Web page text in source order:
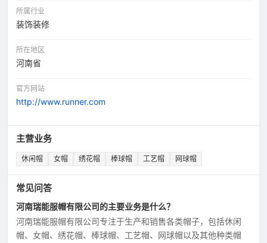
所属行业
装饰装修
所在地区
河南省
官方网站
http://www.runner.com
主营业务
休闲帽 女帽 绣花帽 棒球帽 工艺帽 网球帽
常见问答
河南瑞能服帽有限公司的主要业务是什么？
河南瑞能服帽有限公司专注于生产和销售各类帽子，包括休闲
帽、女帽、绣花帽、棒球帽、工艺帽、网球帽以及其他种类帽